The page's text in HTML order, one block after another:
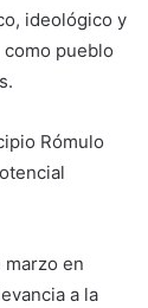
ideológico y
pueblo
Rómulo
marzo en
a la